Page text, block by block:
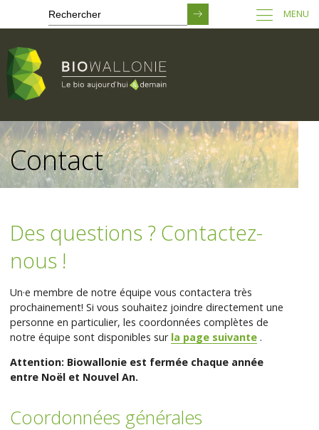
Passer
au
contenu
principal
MENU
Contact
Des questions ? Contactez-
nous !
Un·e membre de notre équipe vous contactera très
prochainement! Si vous souhaitez joindre directement une
personne en particulier, les coordonnées complètes de
notre équipe sont disponibles sur la page suivante .
Attention: Biowallonie est fermée chaque année
entre Noël et Nouvel An.
Coordonnées générales